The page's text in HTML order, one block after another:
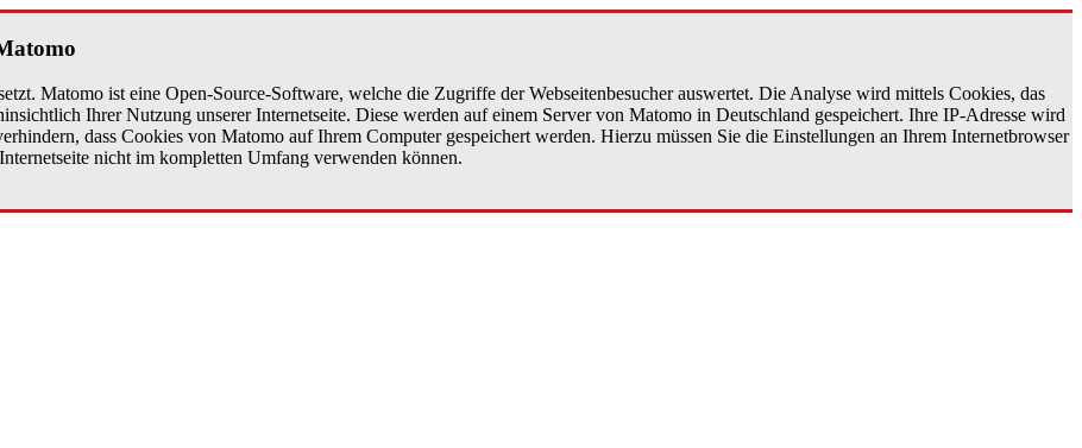
Matomo ist eine Open-Source-Software, welche die Zugriffe der Webseitenbesucher auswertet. Die Analyse wird mittels Cookies, das
Ihrer Nutzung unserer Internetseite. Diese werden auf einem Server von Matomo in Deutschland gespeichert. Ihre IP-Adresse wird
dass Cookies von Matomo auf Ihrem Computer gespeichert werden. Hierzu müssen Sie die Einstellungen an Ihrem Internetbrowser
nicht im kompletten Umfang verwenden können.